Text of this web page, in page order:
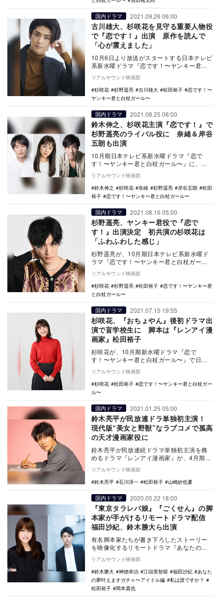
国内ドラマ 2021.09.26 06:00
古川雄大、杉咲花を見守る重要人物役
で『恋です！』出演 原作を読んで
「心が震えました」
10月6日より放送がスタートする日本テレビ
系新水曜ドラマ『恋です！〜ヤンキー君と
白杖ガール〜』に、古川雄大が出演するこ
とが決定し…
リアルサウンド映画部
杉咲花
杉野遥亮 古川雄大 松田裕子
恋です！〜
ヤンキー君と白杖ガール〜
国内ドラマ 2021.08.25 06:00
鈴木伸之、杉咲花主演『恋です！』で
杉野遥亮のライバル役に 奈緒＆岸谷
五朗も出演
10月期日本テレビ系新水曜ドラマ『恋で
す！〜ヤンキー君と白杖ガール〜』に、鈴
木伸之、奈緒、岸谷五朗が出演することが
決定した。 …
リアルサウンド映画部
鈴木伸之
杉咲花 奈緒 杉野遥亮 岸谷五朗
松田
裕子
恋です！〜ヤンキー君と白杖ガール〜
国内ドラマ 2021.08.16 05:00
杉野遥亮、ヤンキー君役で『恋で
す！』出演決定 初共演の杉咲花は
「ふわふわした感じ」
杉野遥亮が、10月期日本テレビ系新水曜ド
ラマ『恋です！〜ヤンキー君と白杖ガー
リアルサウンド映画部
杉咲花
杉野遥亮 松田裕子
恋です！〜ヤンキー君
と白杖ガール〜
国内ドラマ 2021.07.15 19:55
杉咲花、『おちょやん』後初ドラマ出
演で盲学校生に 脚本は『レンアイ漫
画家』松田裕子
杉咲花が、10月期新水曜ドラマ『恋で
す！〜ヤンキー君と白杖ガール〜』で日本
リアルサウンド映画部
杉咲花
松田裕子
恋です！〜ヤンキー君と白杖ガー
ル〜
国内ドラマ 2021.01.25 05:00
鈴木亮平が民放連ドラ単独初主演！
現代版“美女と野獣”なラブコメで孤高
の天才漫画家役に
鈴木亮平が民放連続ドラマ単独初主演を務
めるドラマ『レンアイ漫画家』が、4月期の
フジテレビ木曜劇場枠で放送されることが
決定した。 …
リアルサウンド映画部
鈴木亮平
石川淳一 松田裕子 山崎紗也夏
国内ドラマ 2020.05.22 18:00
『東京タラレバ娘』『ごくせん』の脚
本家が手がけるリモートドラマ配信
福田沙紀、鈴木勝大ら出演
有名脚本家たちが書き下ろしたストーリー
を映像化するリモートドラマ『あなたの夢
叶えますガチャ～アイドル編』と『私は誰
ですか？』が、…
リアルサウンド映画部
鈴木勝大
神徳幸治 江頭美智留 福田沙紀
あなた
の夢叶えますガチャ〜アイドル編
私は誰ですか？
松田裕子
岡本貴也